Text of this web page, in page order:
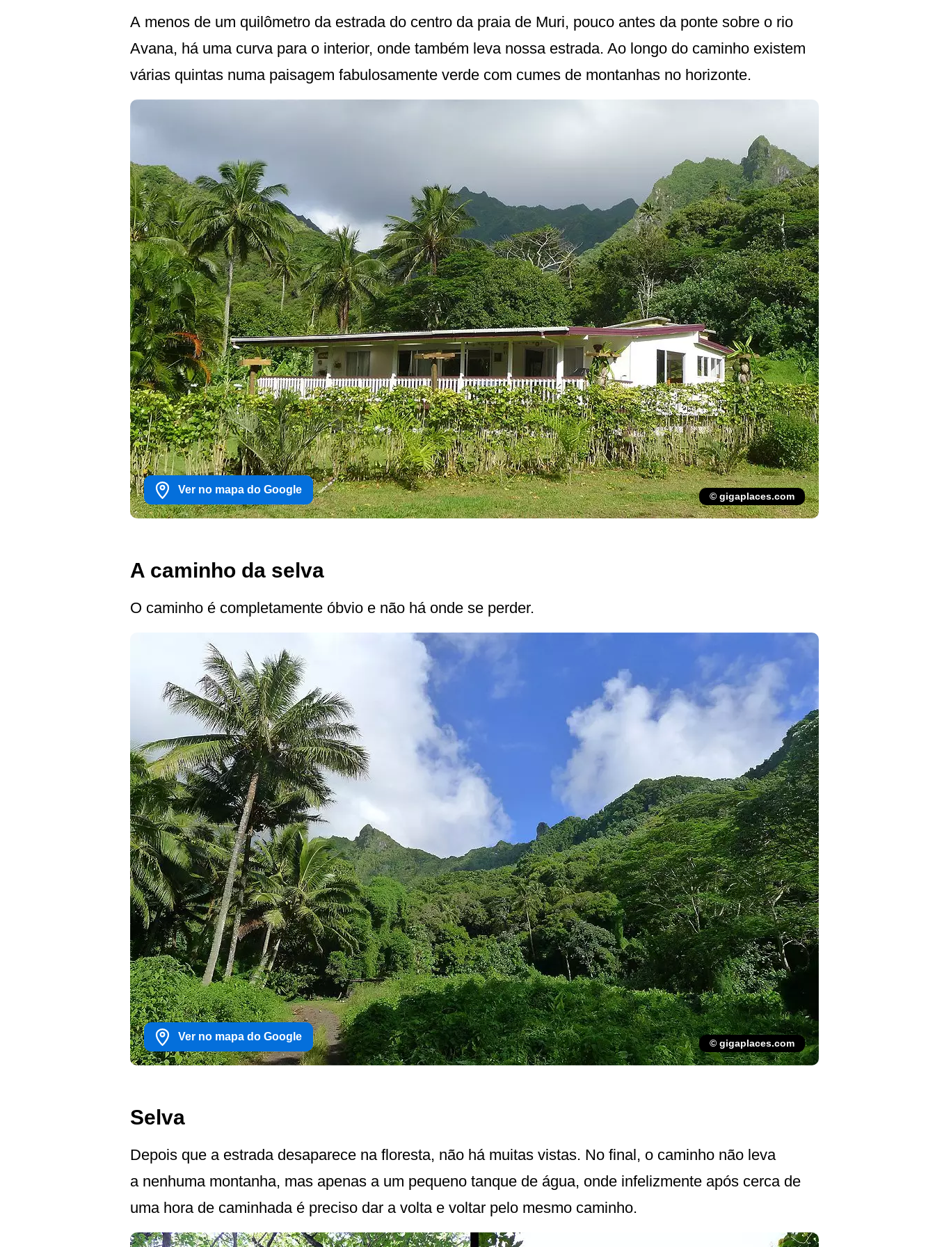
A menos de um quilômetro da estrada do centro da praia de Muri, pouco antes da ponte sobre o rio
Avana, há uma curva para o interior, onde também leva nossa estrada. Ao longo do caminho existem
várias quintas numa paisagem fabulosamente verde com cumes de montanhas no horizonte.
Ver no mapa do Google
© gigaplaces.com
A caminho da selva
O caminho é completamente óbvio e não há onde se perder.
Ver no mapa do Google
© gigaplaces.com
Selva
Depois que a estrada desaparece na floresta, não há muitas vistas. No final, o caminho não leva
a nenhuma montanha, mas apenas a um pequeno tanque de água, onde infelizmente após cerca de
uma hora de caminhada é preciso dar a volta e voltar pelo mesmo caminho.